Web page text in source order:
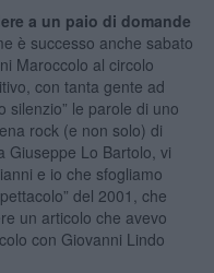
a un paio di domande
è successo anche sabato
Maroccolo al circolo
con tanta gente ad
silenzio” le parole di uno
rock (e non solo) di
Giuseppe Lo Bartolo, vi
e io che sfogliamo
del 2001, che
un articolo che avevo
con Giovanni Lindo